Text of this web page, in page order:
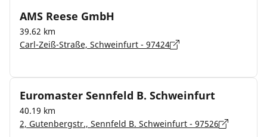
AMS Reese GmbH
39.62 km
Carl-Zeiß-Straße, Schweinfurt - 97424
Euromaster Sennfeld B. Schweinfurt
40.19 km
2, Gutenbergstr., Sennfeld B. Schweinfurt - 97526